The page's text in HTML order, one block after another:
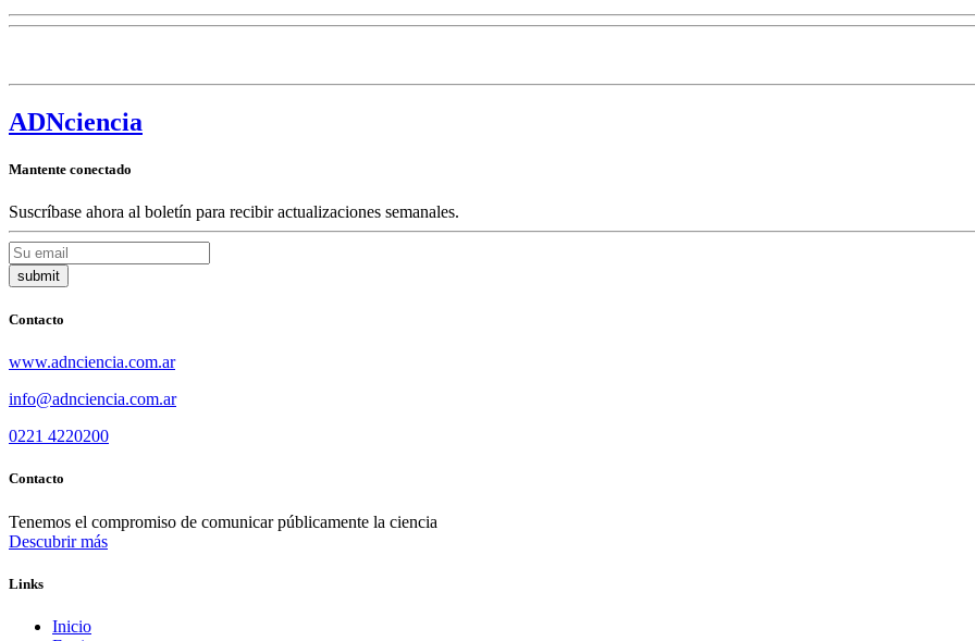
ADNciencia
Mantente conectado
Suscríbase ahora al boletín para recibir actualizaciones semanales.
Contacto
www.adnciencia.com.ar
info@adnciencia.com.ar
0221 4220200
Contacto
Tenemos el compromiso de comunicar públicamente la ciencia
Descubrir más
Links
Inicio